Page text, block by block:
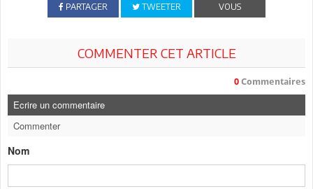
PARTAGER TWEETER
VOUS
COMMENTER CET ARTICLE
0 Commentaires
Ecrire un commentaire
Commenter
Nom